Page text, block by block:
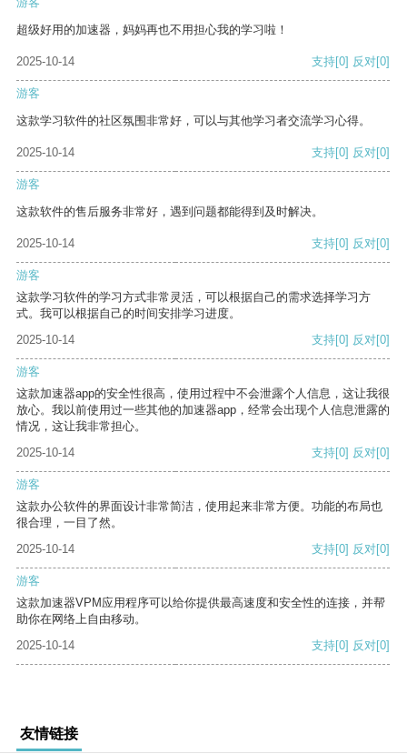
超级好用的加速器，妈妈再也不用担心我的学习啦！
2025-10-14 支持[0] 反对[0]
游客
这款学习软件的社区氛围非常好，可以与其他学习者交流学习心得。
2025-10-14 支持[0] 反对[0]
游客
这款软件的售后服务非常好，遇到问题都能得到及时解决。
2025-10-14 支持[0] 反对[0]
游客
这款学习软件的学习方式非常灵活，可以根据自己的需求选择学习方
式。我可以根据自己的时间安排学习进度。
2025-10-14
支持[0] 反对[0]
游客
这款加速器app的安全性很高，使用过程中不会泄露个人信息，这让我很
放心。我以前使用过一些其他的加速器app，经常会出现个人信息泄露的
情况，这让我非常担心。
2025-10-14
支持[0] 反对[0]
游客
这款办公软件的界面设计非常简洁，使用起来非常方便。功能的布局也
很合理，一目了然。
2025-10-14
支持[0] 反对[0]
游客
这款加速器VPM应用程序可以给你提供最高速度和安全性的连接，并帮
助你在网络上自由移动。
2025-10-14
支持[0] 反对[0]
友情链接